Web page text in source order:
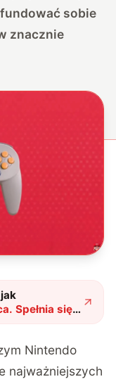
sobie
znacznie
Spełnia się
Nintendo
najważniejszych